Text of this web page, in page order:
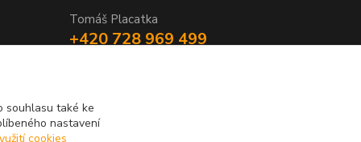
Tomáš Placatka
+420 728 969 499
souhlasu také ke
nastavení
cookies